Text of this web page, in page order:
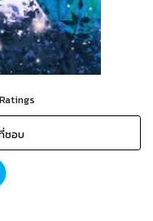
Ratings
ชอบ